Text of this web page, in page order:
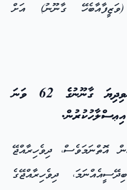
ގާނޫނު) އަށް
- 1 .ބުނެވިދިޔަ ގާނޫނުގެ 62 ވަނަ
އޮތްނަމަވެސް، ދިވެހިރާއްޖޭ
ދިވެހިރާއްޖޭގެ